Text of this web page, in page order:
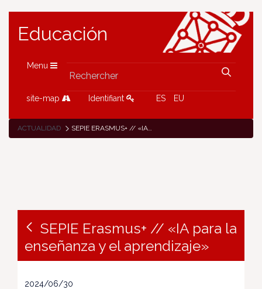
Educación
Menu
site-map Identifiant ES EU
ACTUALIDAD SEPIE ERASMUS+ // «IA PARA LA ENSEÑANZA Y EL APRENDIZAJE»
SEPIE Erasmus+ // «IA para la
enseñanza y el aprendizaje»
2024/06/30